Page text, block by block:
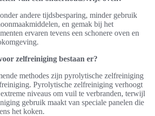
andere tijdsbesparing, minder gebruik
en gemak bij het
ervaren tevens een schonere oven en
zelfreiniging bestaan er?
methodes zijn pyrolytische zelfreiniging
Pyrolytische zelfreiniging verhoogt
niveaus om vuil te verbranden, terwijl
gebruik maakt van speciale panelen die
het koken.